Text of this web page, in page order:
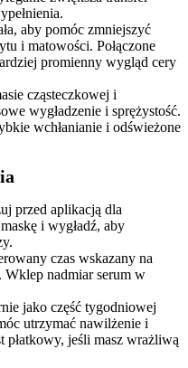
aby pomóc zmniejszyć
i matowości. Połączone
promienny wygląd cery
cząsteczkowej i
wygładzenie i sprężystość.
wchłanianie i odświeżone
przed aplikacją dla
i wygładź, aby
czas wskazany na
Wklep nadmiar serum w
jako część tygodniowej
utrzymać nawilżenie i
płatkowy, jeśli masz wrażliwą